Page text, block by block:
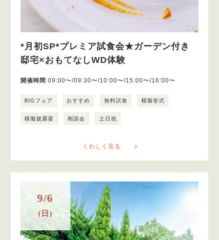
*月初SP*プレミア試食会★ガーデン付き
邸宅×おもてなしWD体験
開催時間 09:00〜/09:30〜/10:00〜/15:00〜/16:00〜
BIGフェア おすすめ 無料試食 模擬挙式
模擬披露宴 相談会 土日祝
くわしく見る
9/6
(日)